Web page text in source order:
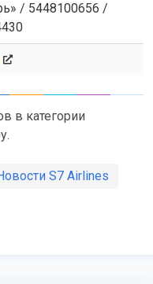
/ 5448100656 /
в категории
S7 Airlines